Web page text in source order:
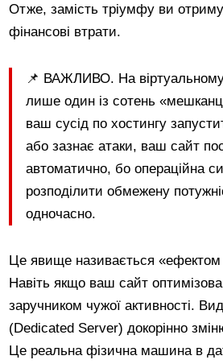
Отже, замість тріумфу ви
фінансові втрати.
📌 ВАЖЛИВО. На
лише один із сотень
ваш сусід по хостингу
або зазнає атаки, ваш сайт
автоматично, бо операційна
розподілити обмежену
одночасно.
Це явище називається «ефектом
Навіть якщо ваш сайт
заручником чужої активності.
(Dedicated Server) докорінно
Це реальна фізична машина в